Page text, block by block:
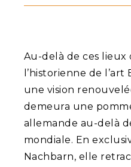
Au-delà de ces lieux
l’historienne de
une vision
demeura une
allemande au-delà
mondiale. En
Nachbarn, elle